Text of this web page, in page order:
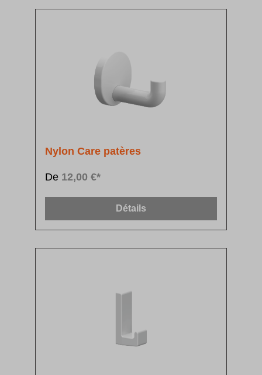
Nylon Care patères
De 12,00 €*
Détails